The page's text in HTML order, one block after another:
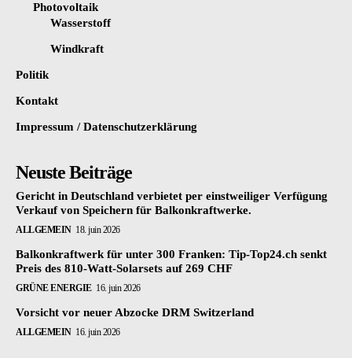
Photovoltaik
Wasserstoff
Windkraft
Politik
Kontakt
Impressum / Datenschutzerklärung
Neuste Beiträge
Gericht in Deutschland verbietet per einstweiliger Verfügung
Verkauf von Speichern für Balkonkraftwerke.
ALLGEMEIN 18. juin 2026
Balkonkraftwerk für unter 300 Franken: Tip-Top24.ch senkt
Preis des 810-Watt-Solarsets auf 269 CHF
GRÜNE ENERGIE 16. juin 2026
Vorsicht vor neuer Abzocke DRM Switzerland
ALLGEMEIN 16. juin 2026